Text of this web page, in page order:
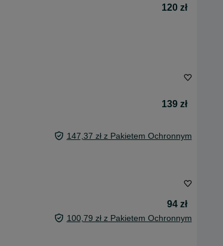
120 zł
139 zł
147,37 zł z Pakietem Ochronnym
94 zł
100,79 zł z Pakietem Ochronnym